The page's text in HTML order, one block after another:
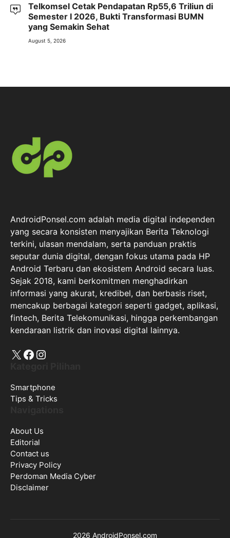
Telkomsel Cetak Pendapatan Rp55,6 Triliun di
Semester I 2026, Bukti Transformasi BUMN
yang Semakin Sehat
August 5, 2026
AndroidPonsel.com adalah media digital independen
yang secara konsisten menyajikan Berita Teknologi
terkini, ulasan mendalam, serta panduan praktis
seputar dunia digital, dengan fokus utama pada HP
Android Terbaru dan ekosistem Android secara luas.
Sejak 2018, kami berkomitmen menghadirkan
informasi yang akurat, kredibel, dan berbasis riset,
mencakup berbagai kategori seperti gadget, aplikasi,
fintech, Berita Telekomunikasi, hingga perkembangan
kendaraan listrik dan inovasi digital lainnya.
X Facebook
Instagram
Smartphone
Tips & Tricks
About Us
Editorial
Contact us
Privacy Policy
Perdoman Media Cyber
Disclaimer
2026 AndroidPonsel.com